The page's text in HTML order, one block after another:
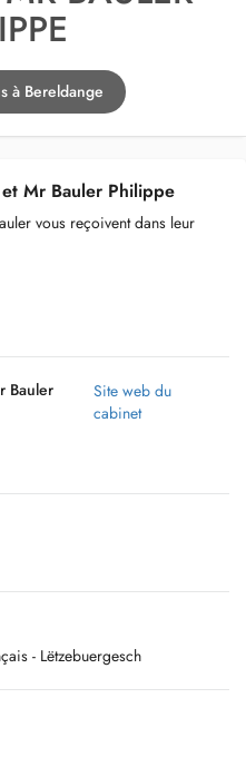
à Bereldange
Mr Bauler Philippe
vous reçoivent dans leur
votre mutuelle.
femmes, femme enceinte, post
Bauler
Site web du
cabinet
- Lëtzebuergesch